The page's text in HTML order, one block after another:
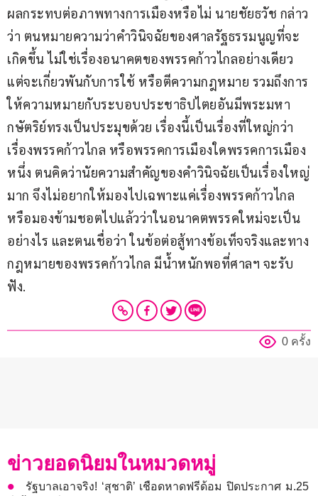
ผลกระทบต่อภาพทางการเมืองหรือไม่ นายชัยธวัช กล่าว
ว่า ตนหมายความว่าคำวินิจฉัยของศาลรัฐธรรมนูญที่จะ
เกิดขึ้น ไม่ใช่เรื่องอนาคตของพรรคก้าวไกลอย่างเดียว
แต่จะเกี่ยวพันกับการใช้ หรือตีความกฎหมาย รวมถึงการ
ให้ความหมายกับระบอบประชาธิปไตยอันมีพระมหา
กษัตริย์ทรงเป็นประมุขด้วย เรื่องนี้เป็นเรื่องที่ใหญ่กว่า
เรื่องพรรคก้าวไกล หรือพรรคการเมืองใดพรรคการเมือง
หนึ่ง ตนคิดว่านัยความสำคัญของคำวินิจฉัยเป็นเรื่องใหญ่
มาก จึงไม่อยากให้มองไปเฉพาะแค่เรื่องพรรคก้าวไกล
หรือมองข้ามชอตไปแล้วว่าในอนาคตพรรคใหม่จะเป็น
อย่างไร และตนเชื่อว่า ในข้อต่อสู้ทางข้อเท็จจริงและทาง
กฎหมายของพรรคก้าวไกล มีน้ำหนักพอที่ศาลฯ จะรับ
ฟัง.
0 ครั้ง
ข่าวยอดนิยมในหมวดหมู่
รัฐบาลเอาจริง! ‘สุชาติ’ เชือดหาดฟรีด้อม ปิดประกาศ ม.25